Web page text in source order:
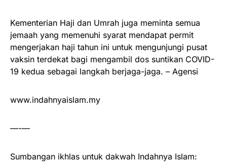
Kementerian Haji dan Umrah juga meminta semua
jemaah yang memenuhi syarat mendapat permit
mengerjakan haji tahun ini untuk mengunjungi pusat
vaksin terdekat bagi mengambil dos suntikan COVID-
19 kedua sebagai langkah berjaga-jaga. – Agensi
www.indahnyaislam.my
—-—
Sumbangan ikhlas untuk dakwah Indahnya Islam: